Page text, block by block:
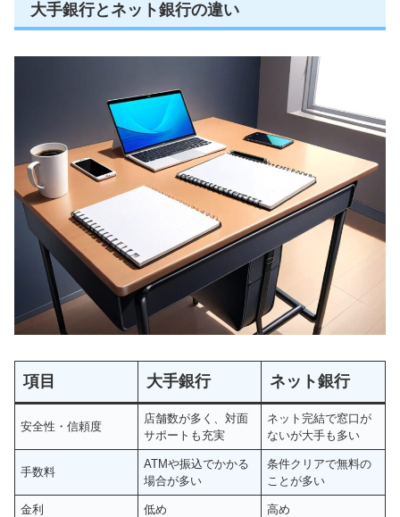
大手銀行とネット銀行の違い
項目 大手銀行 ネット銀行
安全性・信頼度
店舗数が多く、対面
サポートも充実
ネット完結で窓口が
ないが大手も多い
手数料
ATMや振込でかかる
場合が多い
条件クリアで無料の
ことが多い
金利 低め 高め